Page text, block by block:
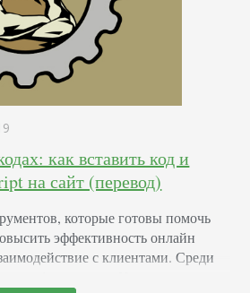
как вставить код и
на сайт (перевод)
которые готовы помочь
эффективность онлайн
с клиентами. Среди